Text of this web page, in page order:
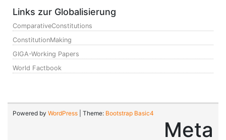
Links zur Globalisierung
ComparativeConstitutions
ConstitutionMaking
GIGA-Working Papers
World Factbook
Powered by WordPress | Theme: Bootstrap Basic4
Meta